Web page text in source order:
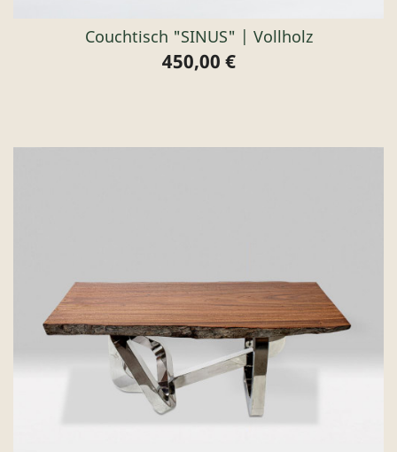
Couchtisch "SINUS" | Vollholz
Preis
450,00 €